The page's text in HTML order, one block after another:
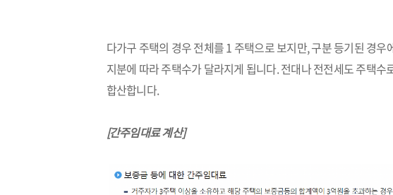
다가구 주택의 경우 전체를 1 주택으로 보지만, 구분 등기된 경
지분에 따라 주택수가 달라지게 됩니다. 전대나 전전세도 주택
합산합니다.
[간주임대료 계산]